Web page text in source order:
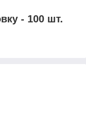
- 100 шт.